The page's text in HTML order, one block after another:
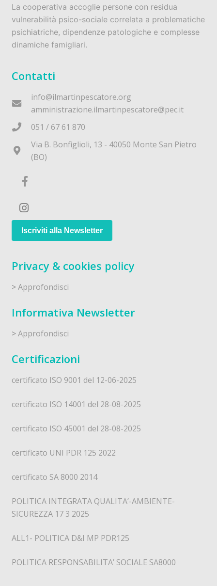
La cooperativa accoglie persone con residua
vulnerabilità psico-sociale correlata a problematiche
psichiatriche, dipendenze patologiche e complesse
dinamiche famigliari.
Contatti
info@ilmartinpescatore.org
amministrazione.ilmartinpescatore@pec.it
051 / 67 61 870
Via B. Bonfiglioli, 13 - 40050 Monte San Pietro
(BO)
Iscriviti alla Newsletter
Privacy & cookies policy
>Approfondisci
Informativa Newsletter
>Approfondisci
Certificazioni
certificato ISO 9001 del 12-06-2025
certificato ISO 14001 del 28-08-2025
certificato ISO 45001 del 28-08-2025
certificato UNI PDR 125 2022
certificato SA 8000 2014
POLITICA INTEGRATA QUALITA’-AMBIENTE-
SICUREZZA 17 3 2025
ALL1- POLITICA D&I MP PDR125
POLITICA RESPONSABILITA’ SOCIALE SA8000